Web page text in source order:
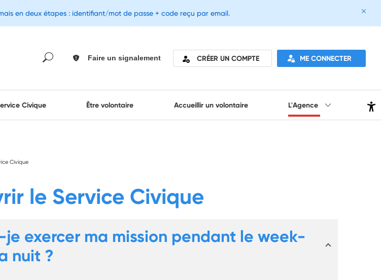
Faire un signalement CRÉER UN COMPTE ME CONNECTER
Civique Être volontaire Accueillir un volontaire L'Agence
Civique
le Service Civique
je exercer ma mission pendant le week-
nuit ?
en deux étapes : identifiant/mot de passe + code reçu par email.